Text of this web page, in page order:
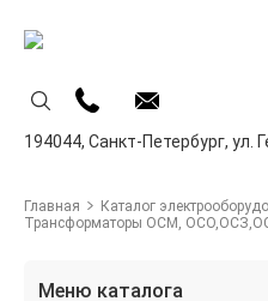
194044, Санкт-Петербург, ул.
Главная Каталог
Трансформаторы ОСМ,
Меню каталога